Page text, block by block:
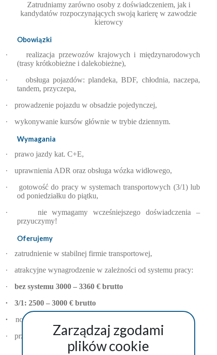
Zarządzaj zgodami
plików cookie
Zatrudniamy zarówno osoby z doświadczeniem, jak i
kandydatów rozpoczynających swoją karierę w zawodzie
kierowcy
Obowiązki
·
realizacja przewozów krajowych i międzynarodowych
(trasy krótkobieżne i dalekobieżne),
·
obsługa pojazdów: plandeka, BDF, chłodnia, naczepa,
tandem, przyczepa,
·
prowadzenie pojazdu w obsadzie pojedynczej,
·
wykonywanie kursów głównie w trybie dziennym.
Wymagania
·
prawo jazdy kat. C+E,
·
uprawnienia ADR oraz obsługa wózka widłowego,
·
gotowość do pracy w systemach transportowych (3/1) lub
od poniedziałku do piątku,
·
nie wymagamy wcześniejszego doświadczenia –
przyuczymy!
Oferujemy
·
zatrudnienie w stabilnej firmie transportowej,
·
atrakcyjne wynagrodzenie w zależności od systemu pracy:
·
bez systemu 3000 – 3360 € brutto
·
3/1: 2500 – 3000 € brutto
·
nowoczesny i zróżnicowany tabor
·
przejrzyste zasady współpracy i terminowe wypłaty